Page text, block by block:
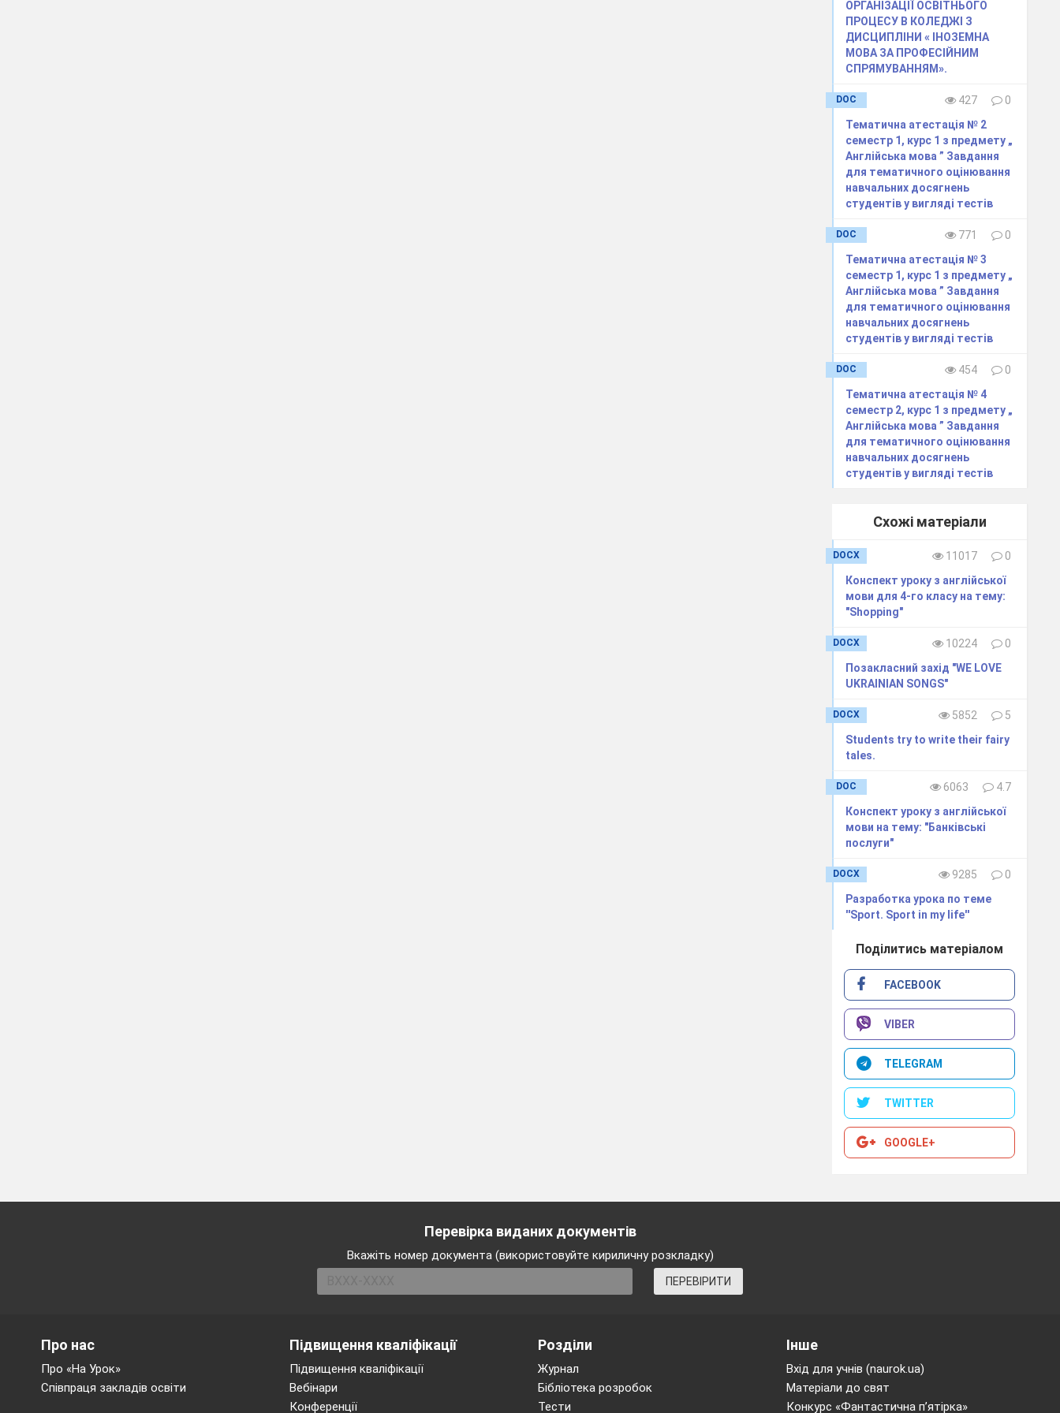
ОРГАНІЗАЦІЇ ОСВІТНЬОГО
ПРОЦЕСУ В КОЛЕДЖІ З
ДИСЦИПЛІНИ « ІНОЗЕМНА
МОВА ЗА ПРОФЕСІЙНИМ
СПРЯМУВАННЯМ».
DOC 427
0
Тематична атестація № 2
семестр 1, курс 1 з предмету „
Англійська мова ” Завдання
для тематичного оцінювання
навчальних досягнень
студентів у вигляді тестів
DOC 771
0
Тематична атестація № 3
семестр 1, курс 1 з предмету „
Англійська мова ” Завдання
для тематичного оцінювання
навчальних досягнень
студентів у вигляді тестів
DOC 454
0
Тематична атестація № 4
семестр 2, курс 1 з предмету „
Англійська мова ” Завдання
для тематичного оцінювання
навчальних досягнень
студентів у вигляді тестів
Схожі матеріали
DOCX 11017
0
Конспект уроку з англійської
мови для 4-го класу на тему:
"Shopping"
DOCX 10224
0
Позакласний захід "WE LOVE
UKRAINIAN SONGS"
DOCX 5852
5
Students try to write their fairy
tales.
DOC 6063
4.7
Конспект уроку з англійської
мови на тему: "Банківські
послуги"
DOCX 9285
0
Разработка урока по теме
''Sport. Sport in my life''
Поділитись матеріалом
FACEBOOK
VIBER
TELEGRAM
TWITTER
GOOGLE+
Перевірка виданих документів
Вкажіть номер документа (використовуйте кириличну розкладку)
ПЕРЕВІРИТИ
Підвищення кваліфікації
Підвищення кваліфікації
Вебінари
Конференції
Розділи
Журнал
Бібліотека розробок
Тести
Про нас
Про «На Урок»
Співпраця закладів освіти
Інше
Вхід для учнів (naurok.ua)
Матеріали до свят
Конкурс «Фантастична п’ятірка»